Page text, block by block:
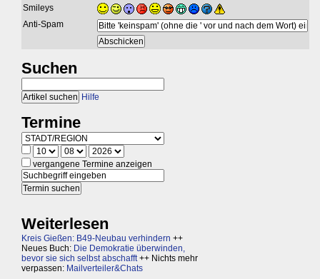
Smileys
Anti-Spam
Suchen
Hilfe
Termine
vergangene Termine anzeigen
Weiterlesen
Kreis Gießen: B49-Neubau verhindern ++
Neues Buch: Die Demokratie überwinden,
bevor sie sich selbst abschafft++ Nichts mehr
verpassen: Mailverteiler&Chats